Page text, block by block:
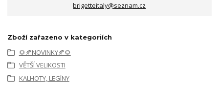
brigetteitaly@seznam.cz
Zboží zařazeno v kategoriích
🌻🍂NOVINKY🍂🌻
VĚTŠÍ VELIKOSTI
KALHOTY, LEGÍNY